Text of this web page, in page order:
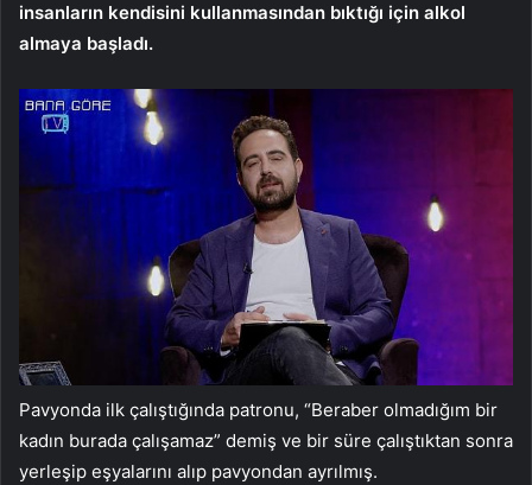
insanların kendisini kullanmasından bıktığı için alkol
almaya başladı.
Pavyonda ilk çalıştığında patronu, “Beraber olmadığım bir
kadın burada çalışamaz” demiş ve bir süre çalıştıktan sonra
yerleşip eşyalarını alıp pavyondan ayrılmış.